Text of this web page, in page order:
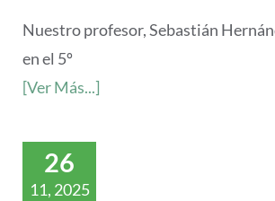
Nuestro profesor, Sebastián
en el 5º
[Ver Más...]
26
11, 2025